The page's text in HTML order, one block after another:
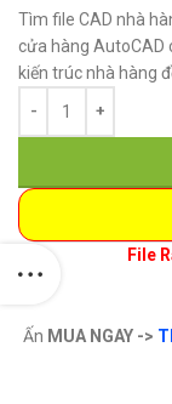
Tìm file CAD nhà
cửa hàng AutoCAD
kiến trúc nhà hàng
File
Ấn MUA NGAY ->